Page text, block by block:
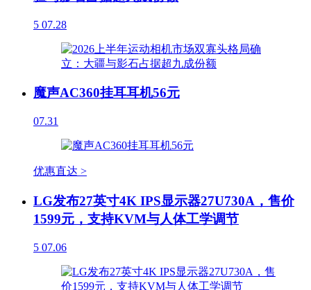
5 07.28
魔声AC360挂耳耳机56元
07.31
优惠直达 >
LG发布27英寸4K IPS显示器27U730A，售价
1599元，支持KVM与人体工学调节
5 07.06